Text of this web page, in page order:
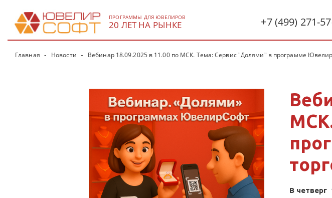
ПРОГРАММЫ ДЛЯ ЮВЕЛИРОВ
20 ЛЕТ НА РЫНКЕ +7 (499) 271-
Главная Новости Вебинар 18.09.2025 в 11.00 по МСК. Тема: Сервис "Долями" в программе
В четверг